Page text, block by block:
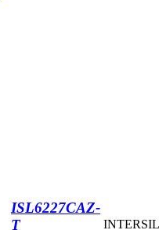
ISL6227CAZ-
T
INTERSIL